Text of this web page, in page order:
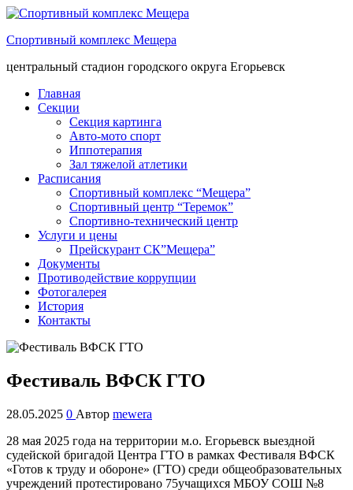
Спортивный комплекс Мещера
центральный стадион городского округа Егорьевск
Главная
Секции
Секция картинга
Авто-мото спорт
Иппотерапия
Зал тяжелой атлетики
Расписания
Спортивный комплекс “Мещера”
Спортивный центр “Теремок”
Спортивно-технический центр
Услуги и цены
Прейскурант СК”Мещера”
Документы
Противодействие коррупции
Фотогалерея
История
Контакты
Фестиваль ВФСК ГТО
28.05.2025 0 Автор mewera
28 мая 2025 года на территории м.о. Егорьевск выездной
судейской бригадой Центра ГТО в рамках Фестиваля ВФСК
«Готов к труду и обороне» (ГТО) среди общеобразовательных
учреждений протестировано 75учащихся МБОУ СОШ №8